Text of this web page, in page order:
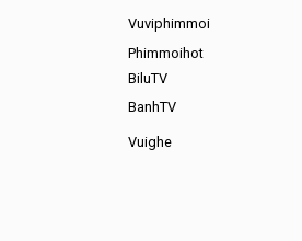
Vuviphimmoi
Phimmoihot
BiluTV
BanhTV
Vuighe